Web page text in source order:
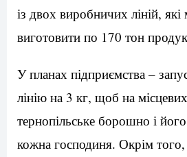
із двох виробничих ліній,
виготовити по 170 тон
У планах підприємства –
лінію на 3 кг, щоб на
тернопільське борошно і
кожна господиня. Окрім того,